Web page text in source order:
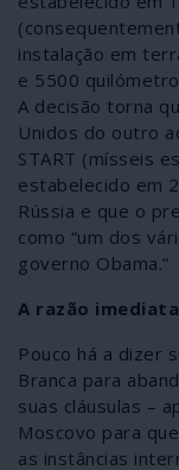
instalação em
e 5500
A decisão torna
Unidos do outro
START (mísseis
estabelecido em
Rússia e que o
como “um dos
governo Obama.”
A razão
Pouco há a dizer
Branca para
suas cláusulas –
Moscovo para
as instâncias